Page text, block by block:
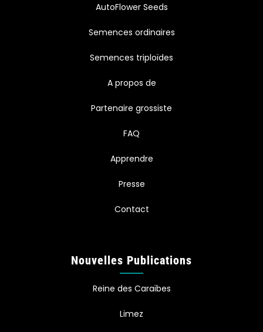
AutoFlower Seeds
Semences ordinaires
Semences triploïdes
A propos de
Partenaire grossiste
FAQ
Apprendre
Presse
Contact
Nouvelles Publications
Reine des Caraïbes
Limez